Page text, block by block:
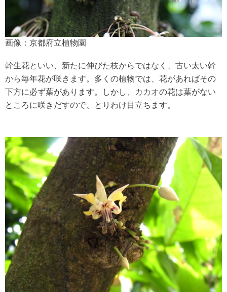
画像：京都府立植物園
幹生花といい、新たに伸びた枝からではなく、古い太い幹
から毎年花が咲きます。多くの植物では、花があればその
下方に必ず葉があります。しかし、カカオの花は葉がない
ところに咲きだすので、とりわけ目立ちます。